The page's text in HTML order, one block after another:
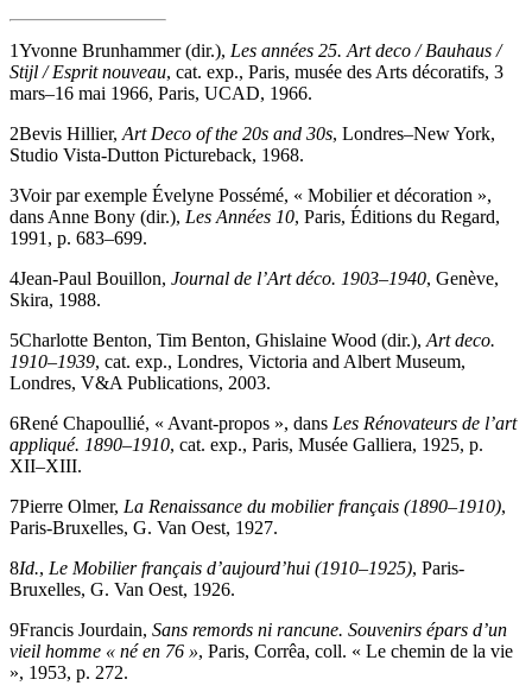
1Yvonne Brunhammer (dir.), Les années 25. Art deco / Bauhaus /
Stijl / Esprit nouveau, cat. exp., Paris, musée des Arts décoratifs, 3
mars–16 mai 1966, Paris, UCAD, 1966.
2Bevis Hillier, Art Deco of the 20s and 30s, Londres–New York,
Studio Vista-Dutton Pictureback, 1968.
3Voir par exemple Évelyne Possémé, « Mobilier et décoration »,
dans Anne Bony (dir.), Les Années 10, Paris, Éditions du Regard,
1991, p. 683–699.
4Jean-Paul Bouillon, Journal de l’Art déco. 1903–1940, Genève,
Skira, 1988.
5Charlotte Benton, Tim Benton, Ghislaine Wood (dir.), Art deco.
1910–1939, cat. exp., Londres, Victoria and Albert Museum,
Londres, V&A Publications, 2003.
6René Chapoullié, « Avant-propos », dans Les Rénovateurs de l’art
appliqué. 1890–1910, cat. exp., Paris, Musée Galliera, 1925, p.
XII–XIII.
7Pierre Olmer, La Renaissance du mobilier français (1890–1910),
Paris-Bruxelles, G. Van Oest, 1927.
8Id., Le Mobilier français d’aujourd’hui (1910–1925), Paris-
Bruxelles, G. Van Oest, 1926.
9Francis Jourdain, Sans remords ni rancune. Souvenirs épars d’un
vieil homme « né en 76 », Paris, Corrêa, coll. « Le chemin de la vie
», 1953, p. 272.